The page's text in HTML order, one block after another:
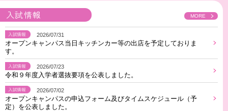
入試情報 MORE
2026/07/31
オープンキャンパス当日キッチンカー等の出店を予定しておりま
す。
2026/07/23
令和９年度入学者選抜要項を公表しました。
2026/07/02
オープンキャンパスの申込フォーム及びタイムスケジュール（予
定）を公表しました。